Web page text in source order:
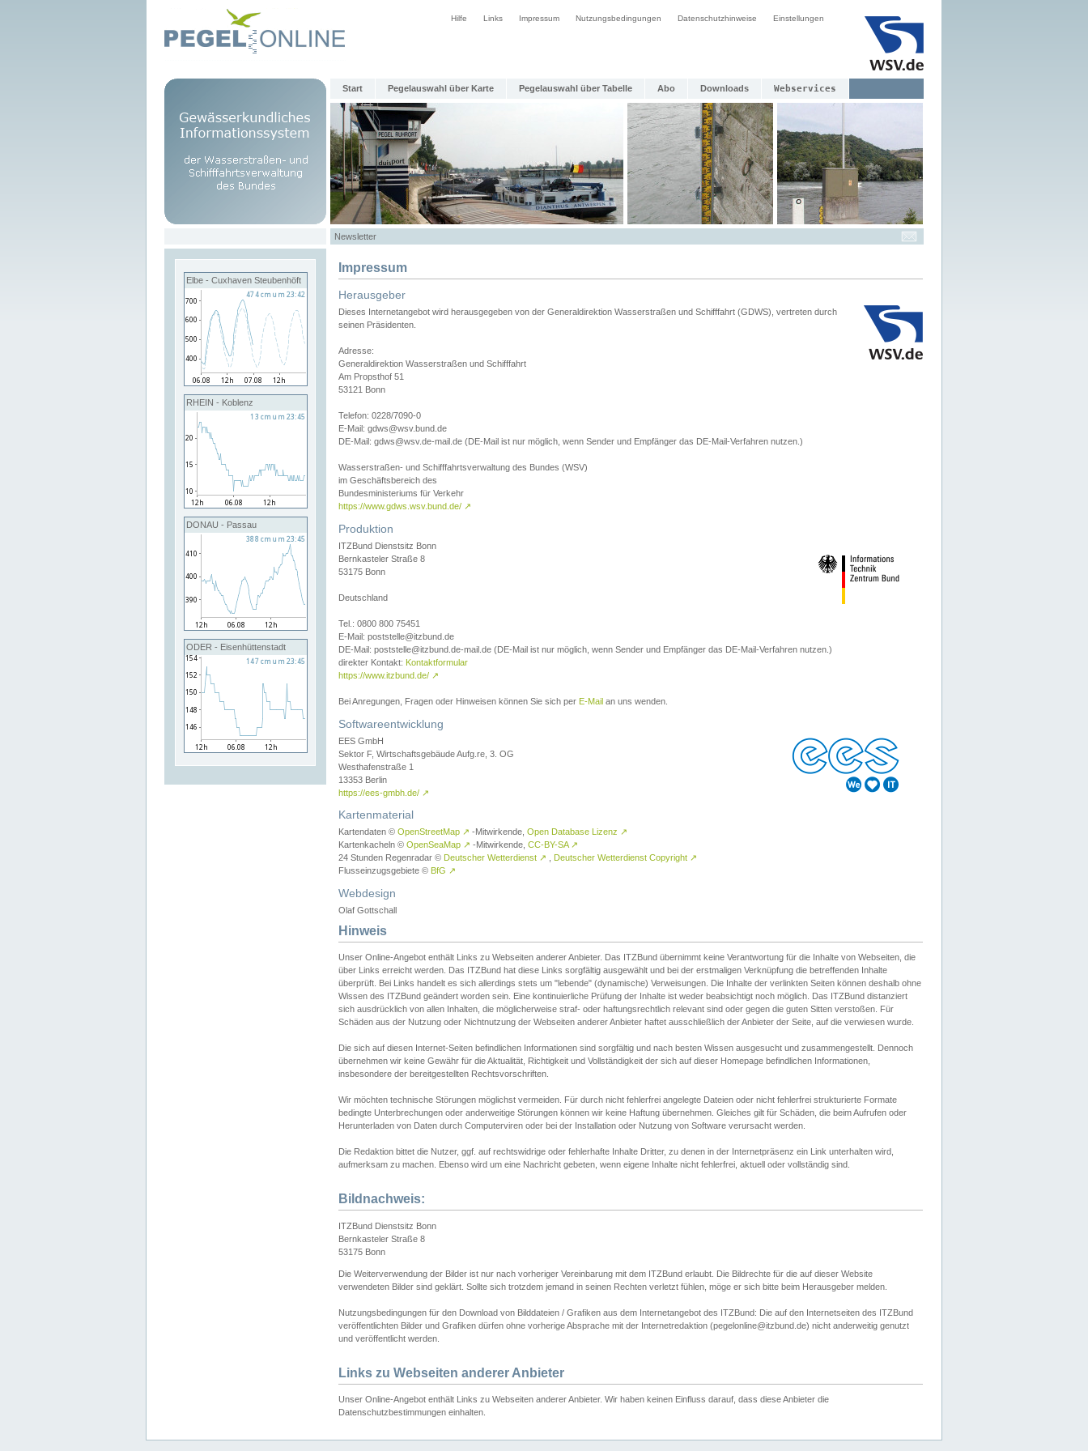
Hilfe Links Impressum Nutzungsbedingungen Datenschutzhinweise Einstellungen
Start Pegelauswahl über Karte Pegelauswahl über Tabelle Abo Downloads Webservices
Newsletter
Elbe - Cuxhaven Steubenhöft
RHEIN - Koblenz
DONAU - Passau
ODER - Eisenhüttenstadt
Impressum
Herausgeber
Dieses Internetangebot wird herausgegeben von der Generaldirektion Wasserstraßen und Schifffahrt (GDWS), vertreten durch
seinen Präsidenten.
Adresse:
Generaldirektion Wasserstraßen und Schifffahrt
Am Propsthof 51
53121 Bonn
Telefon: 0228/7090-0
E-Mail: gdws@wsv.bund.de
DE-Mail: gdws@wsv.de-mail.de (DE-Mail ist nur möglich, wenn Sender und Empfänger das DE-Mail-Verfahren nutzen.)
Wasserstraßen- und Schifffahrtsverwaltung des Bundes (WSV)
im Geschäftsbereich des
Bundesministeriums für Verkehr
https://www.gdws.wsv.bund.de/ ↗
Produktion
ITZBund Dienstsitz Bonn
Bernkasteler Straße 8
53175 Bonn
Deutschland
Tel.: 0800 800 75451
E-Mail: poststelle@itzbund.de
DE-Mail: poststelle@itzbund.de-mail.de (DE-Mail ist nur möglich, wenn Sender und Empfänger das DE-Mail-Verfahren nutzen.)
direkter Kontakt: Kontaktformular
https://www.itzbund.de/ ↗
Bei Anregungen, Fragen oder Hinweisen können Sie sich per E-Mail an uns wenden.
Softwareentwicklung
EES GmbH
Sektor F, Wirtschaftsgebäude Aufg.re, 3. OG
Westhafenstraße 1
13353 Berlin
https://ees-gmbh.de/ ↗
Kartenmaterial
Kartendaten © OpenStreetMap ↗ -Mitwirkende, Open Database Lizenz ↗
Kartenkacheln © OpenSeaMap ↗ -Mitwirkende, CC-BY-SA ↗
24 Stunden Regenradar © Deutscher Wetterdienst ↗ Deutscher Wetterdienst Copyright ↗
Flusseinzugsgebiete © BfG ↗
Webdesign
Olaf Gottschall
Hinweis
Unser Online-Angebot enthält Links zu Webseiten anderer Anbieter. Das ITZBund übernimmt keine Verantwortung für die Inhalte von Webseiten, die
über Links erreicht werden. Das ITZBund hat diese Links sorgfältig ausgewählt und bei der erstmaligen Verknüpfung die betreffenden Inhalte
überprüft. Bei Links handelt es sich allerdings stets um "lebende" (dynamische) Verweisungen. Die Inhalte der verlinkten Seiten können deshalb ohne
Wissen des ITZBund geändert worden sein. Eine kontinuierliche Prüfung der Inhalte ist weder beabsichtigt noch möglich. Das ITZBund distanziert
sich ausdrücklich von allen Inhalten, die möglicherweise straf- oder haftungsrechtlich relevant sind oder gegen die guten Sitten verstoßen. Für
Schäden aus der Nutzung oder Nichtnutzung der Webseiten anderer Anbieter haftet ausschließlich der Anbieter der Seite, auf die verwiesen wurde.
Die sich auf diesen Internet-Seiten befindlichen Informationen sind sorgfältig und nach besten Wissen ausgesucht und zusammengestellt. Dennoch
übernehmen wir keine Gewähr für die Aktualität, Richtigkeit und Vollständigkeit der sich auf dieser Homepage befindlichen Informationen,
insbesondere der bereitgestellten Rechtsvorschriften.
Wir möchten technische Störungen möglichst vermeiden. Für durch nicht fehlerfrei angelegte Dateien oder nicht fehlerfrei strukturierte Formate
bedingte Unterbrechungen oder anderweitige Störungen können wir keine Haftung übernehmen. Gleiches gilt für Schäden, die beim Aufrufen oder
Herunterladen von Daten durch Computerviren oder bei der Installation oder Nutzung von Software verursacht werden.
Die Redaktion bittet die Nutzer, ggf. auf rechtswidrige oder fehlerhafte Inhalte Dritter, zu denen in der Internetpräsenz ein Link unterhalten wird,
aufmerksam zu machen. Ebenso wird um eine Nachricht gebeten, wenn eigene Inhalte nicht fehlerfrei, aktuell oder vollständig sind.
Bildnachweis:
ITZBund Dienstsitz Bonn
Bernkasteler Straße 8
53175 Bonn
Die Weiterverwendung der Bilder ist nur nach vorheriger Vereinbarung mit dem ITZBund erlaubt. Die Bildrechte für die auf dieser Website
verwendeten Bilder sind geklärt. Sollte sich trotzdem jemand in seinen Rechten verletzt fühlen, möge er sich bitte beim Herausgeber melden.
Nutzungsbedingungen für den Download von Bilddateien / Grafiken aus dem Internetangebot des ITZBund: Die auf den Internetseiten des ITZBund
veröffentlichten Bilder und Grafiken dürfen ohne vorherige Absprache mit der Internetredaktion (pegelonline@itzbund.de) nicht anderweitig genutzt
und veröffentlicht werden.
Links zu Webseiten anderer Anbieter
Unser Online-Angebot enthält Links zu Webseiten anderer Anbieter. Wir haben keinen Einfluss darauf, dass diese Anbieter die
Datenschutzbestimmungen einhalten.